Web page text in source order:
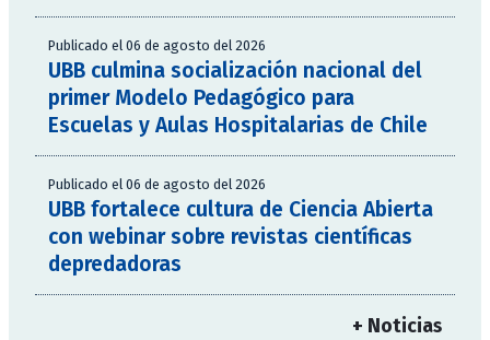
Publicado el 06 de agosto del 2026
UBB culmina socialización nacional del
primer Modelo Pedagógico para
Escuelas y Aulas Hospitalarias de Chile
Publicado el 06 de agosto del 2026
UBB fortalece cultura de Ciencia Abierta
con webinar sobre revistas científicas
depredadoras
+ Noticias